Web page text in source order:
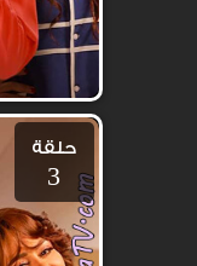
حلقة
3